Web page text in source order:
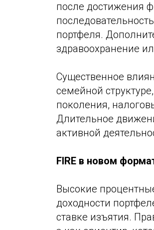
после достижения
портфеля.
здравоохранение
Существенное
семейной
поколения,
Длительное
активной
FIRE в новом
Высокие
доходности
ставке изъятия.